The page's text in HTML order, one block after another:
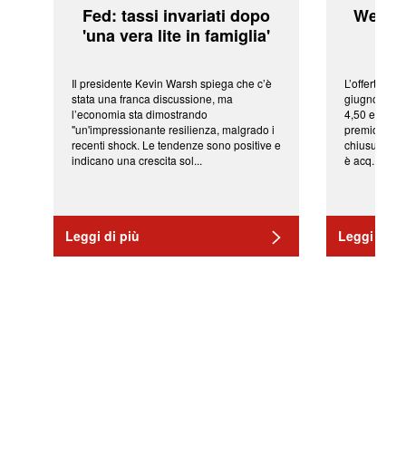
Fed: tassi invariati dopo
'una vera lite in famiglia'
Il presidente Kevin Warsh spiega che c’è
stata una franca discussione, ma
l’economia sta dimostrando
"un'impressionante resilienza, malgrado i
recenti shock. Le tendenze sono positive e
indicano una crescita sol...
Leggi di più
L’offerta
giugno da
4,50 euro
premio di
chiusura
è acq...
Leggi di